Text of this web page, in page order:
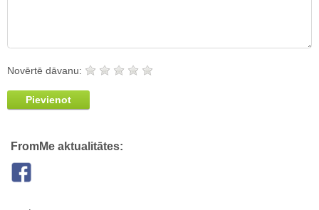
Novērtē dāvanu:
Pievienot
FromMe aktualitātes: